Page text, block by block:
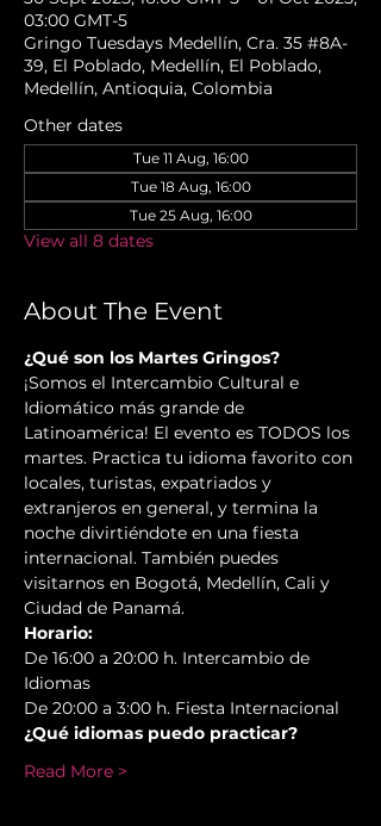
03:00 GMT-5
Gringo Tuesdays Medellín, Cra. 35 #8A-
39, El Poblado, Medellín, El Poblado,
Medellín, Antioquia, Colombia
Other dates
Tue 11 Aug, 16:00
Tue 18 Aug, 16:00
Tue 25 Aug, 16:00
View all 8 dates
About The Event
¿Qué son los Martes Gringos?
¡Somos el Intercambio Cultural e
Idiomático más grande de
Latinoamérica! El evento es TODOS los
martes. Practica tu idioma favorito con
locales, turistas, expatriados y
extranjeros en general, y termina la
noche divirtiéndote en una fiesta
internacional. También puedes
visitarnos en Bogotá, Medellín, Cali y
Ciudad de Panamá.
Horario:
De 16:00 a 20:00 h. Intercambio de
Idiomas
De 20:00 a 3:00 h. Fiesta Internacional
¿Qué idiomas puedo practicar?
Read More >